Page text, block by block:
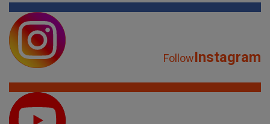
FollowInstagram